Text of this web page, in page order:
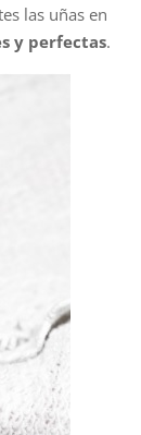
las uñas en
y perfectas.